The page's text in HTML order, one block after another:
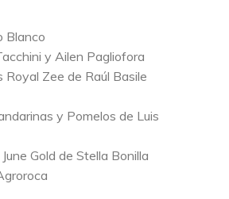
Blanco
y Ailen Pagliofora
Royal Zee de Raúl Basile
y Pomelos de Luis
Gold de Stella Bonilla